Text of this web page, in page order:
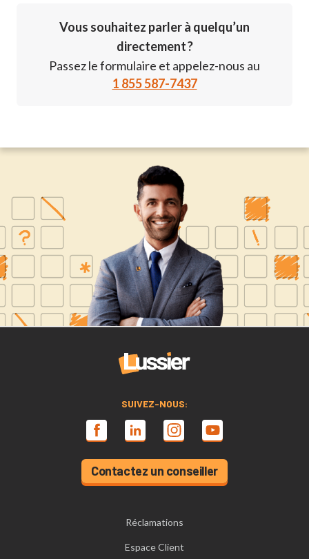
Vous souhaitez parler à quelqu’un
directement ?
Passez le formulaire et appelez-nous au
1 855 587-7437
SUIVEZ-NOUS:
Contactez un conseiller
Réclamations
Espace Client